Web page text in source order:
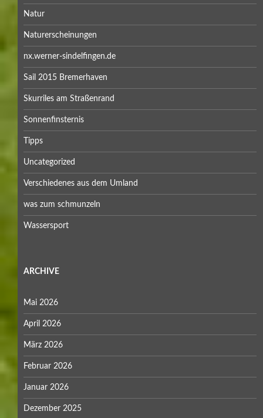
Natur
Naturerscheinungen
nx.werner-sindelfingen.de
Sail 2015 Bremerhaven
Skurriles am Straßenrand
Sonnenfinsternis
Tipps
Uncategorized
Verschiedenes aus dem Umland
was zum schmunzeln
Wassersport
ARCHIVE
Mai 2026
April 2026
März 2026
Februar 2026
Januar 2026
Dezember 2025